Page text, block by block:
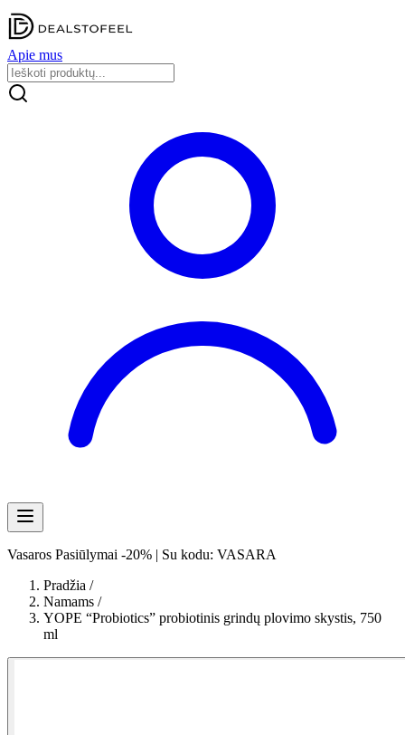
Apie mus
Vasaros Pasiūlymai -20% | Su kodu: VASARA
Pradžia /
Namams /
YOPE “Probiotics” probiotinis grindų plovimo skystis, 750
ml